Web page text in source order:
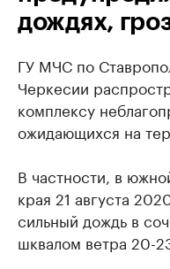
дождях,
ГУ МЧС по
Черкесии
комплексу
ожидающихся на
В частности, в
края 21 августа
сильный дождь в
шквалом ветра 20-